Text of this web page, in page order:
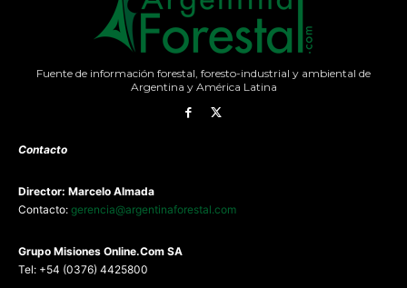
Fuente de información forestal, foresto-industrial y ambiental de
Argentina y América Latina
Contacto
Director: Marcelo Almada
Contacto: gerencia@argentinaforestal.com
Grupo Misiones Online.Com SA
Tel: +54 (0376) 4425800